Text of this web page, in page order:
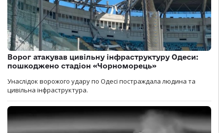
Ворог атакував цивільну інфраструктуру Одеси:
пошкоджено стадіон «Чорноморець»
Унаслідок ворожого удару по Одесі постраждала людина та
цивільна інфраструктура.